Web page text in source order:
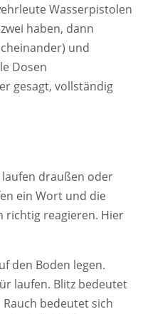
Wasserpistolen
haben, dann
und
Dosen
gesagt, vollständig
draußen oder
ein Wort und die
richtig reagieren. Hier
den Boden legen.
laufen. Blitz bedeutet
bedeutet sich